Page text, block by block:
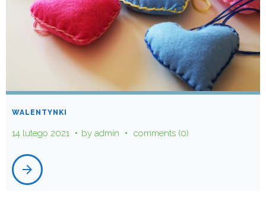
WALENTYNKI
14 lutego 2021 by admin comments (0)
arrow_forward